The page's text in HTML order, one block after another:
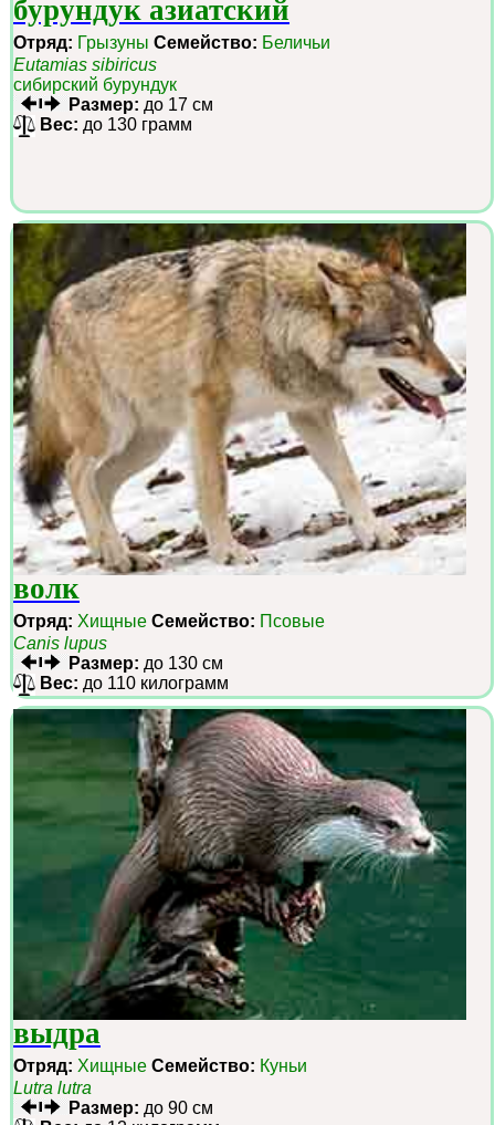
бурундук азиатский
Отряд: Грызуны Семейство: Беличьи
Eutamias sibiricus
сибирский бурундук
Размер: до 17 см
Вес: до 130 грамм
волк
Отряд: Хищные Семейство: Псовые
Canis lupus
Размер: до 130 см
Вес: до 110 килограмм
выдра
Отряд: Хищные Семейство: Куньи
Lutra lutra
Размер: до 90 см